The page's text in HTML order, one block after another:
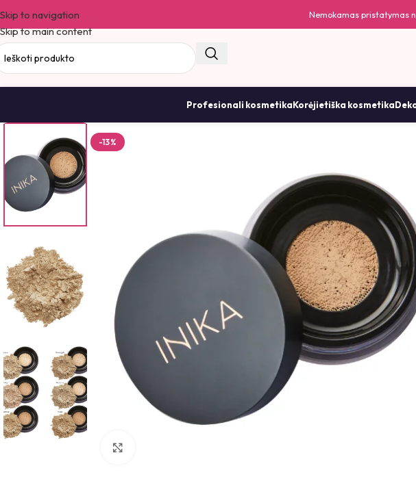
Skip to navigation
Skip to main content
Nemokamas pristatymas
Profesionali kosmetikaKorėjietiška kosmetika
-13%